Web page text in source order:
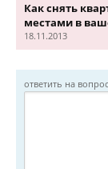
Как снять
местами в
18.11.2013
ответить на вопрос